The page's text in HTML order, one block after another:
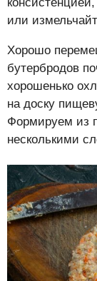
или
Хорошо
бутербродов
хорошенько
на доску
Формируем из
несколькими